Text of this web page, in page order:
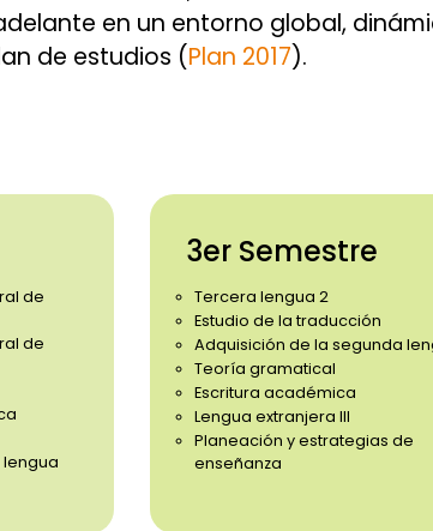
en un entorno global,
de estudios (Plan 2017).
de
de
3er Semestre
Tercera lengua 2
Estudio de la traducción
Adquisición de la segunda
Teoría gramatical
Escritura académica
Lengua extranjera III
Planeación y estrategias de
enseñanza